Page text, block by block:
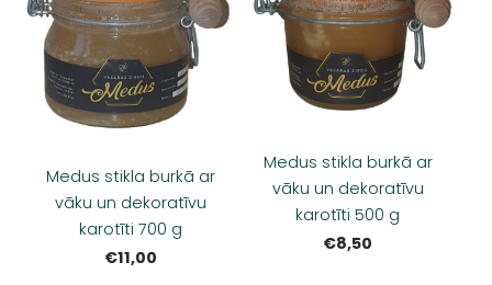
Medus stikla burkā ar
vāku un dekoratīvu
karotīti 700 g
€11,00
Medus stikla burkā ar
vāku un dekoratīvu
karotīti 500 g
€8,50